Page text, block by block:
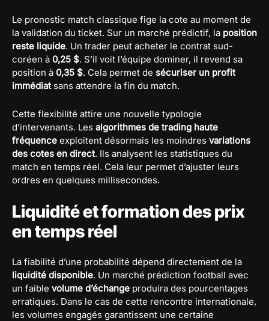
Le pronostic match classique fige la cote au moment de
la validation du ticket. Sur un marché prédictif, la position
reste liquide. Un trader peut acheter le contrat sud-
coréen à 0,25 $. S’il voit l’équipe dominer, il revend sa
position à 0,35 $. Cela permet de sécuriser un profit
immédiatsans attendre la fin du match.
Cette flexibilité attire une nouvelle typologie
d’intervenants. Les algorithmes de trading haute
fréquence exploitent désormais les moindres variations
des cotes en direct. Ils analysent les statistiques du
match en temps réel. Cela leur permet d’ajuster leurs
ordres en quelques millisecondes.
Liquidité et formation des prix
en temps réel
La fiabilité d’une probabilité dépend directement de la
liquidité disponible. Un marché prédiction football avec
un faible volume d’échange produira des pourcentages
erratiques. Dans le cas de cette rencontre internationale,
les volumes engagés garantissent une certaine